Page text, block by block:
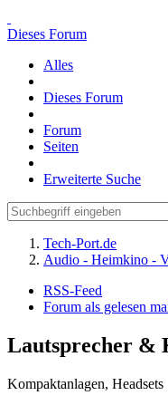
Dieses Forum
Alles
Dieses Forum
Forum
Seiten
Erweiterte Suche
Tech-Port.de
Audio - Heimkino -
RSS-Feed
Forum als gelesen
Lautsprecher &
Kompaktanlagen, Headsets